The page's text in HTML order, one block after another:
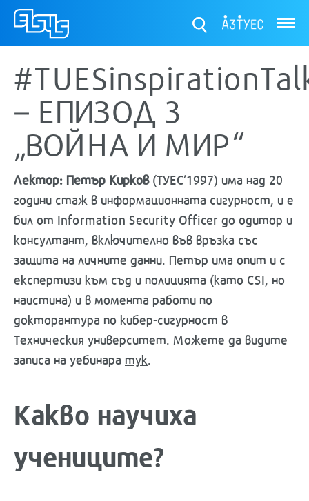
– ЕПИЗОД 3
„ВОЙНА И МИР“
Лектор: Петър Кирков (ТУЕС’1997) има над 20
години стаж в информационната сигурност, и е
бил от Information Security Officer до одитор и
консултант, включително във връзка със
защита на личните данни. Петър има опит и с
експертизи към съд и полицията (като CSI, но
наистина) и в момента работи по
докторантура по кибер-сигурност в
Техническия университет. Можете да видите
записа на уебинара тук.
Какво научиха
учениците?